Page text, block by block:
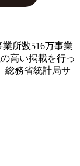
所数516万事業
高い掲載を行っ
総務省統計局サ